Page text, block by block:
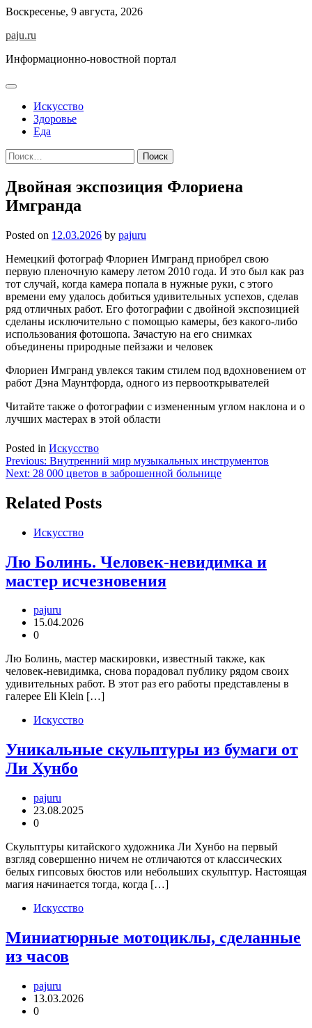
Skip
content
Воскресенье, 9 августа, 2026
paju.ru
Информационно-новостной портал
Искусство
Здоровье
Еда
Найти:
Двойная экспозиция Флориена
Имгранда
Posted on 12.03.2026 by pajuru
Немецкий фотограф Флориен Имгранд приобрел свою
первую пленочную камеру летом 2010 года. И это был как раз
тот случай, когда камера попала в нужные руки, с этого
времени ему удалось добиться удивительных успехов, сделав
ряд отличных работ. Его фотографии с двойной экспозицией
сделаны исключительно с помощью камеры, без какого-либо
использования фотошопа. Зачастую на его снимках
объединены природные пейзажи и человек
Флориен Имгранд увлекся таким стилем под вдохновением от
работ Дэна Маунтфорда, одного из первооткрывателей
Читайте также о фотографии с измененным углом наклона и о
лучших мастерах в этой области
Posted in Искусство
Навигация
по
записям
Previous: Внутренний мир музыкальных инструментов
Next: 28 000 цветов в заброшенной больнице
Related Posts
Искусство
Лю Болинь. Человек-невидимка и
мастер исчезновения
pajuru
15.04.2026
0
Лю Болинь, мастер маскировки, известный также, как
человек-невидимка, снова порадовал публику рядом своих
удивительных работ. В этот раз его работы представлены в
галерее Eli Klein […]
Искусство
Уникальные cкульптуры из бумаги от
Ли Хунбо
pajuru
23.08.2025
0
Скульптуры китайского художника Ли Хунбо на первый
взгляд совершенно ничем не отличаются от классических
белых гипсовых бюстов или небольших скульптур. Настоящая
магия начинается тогда, когда […]
Искусство
Миниатюрные мотоциклы, сделанные
из часов
pajuru
13.03.2026
0